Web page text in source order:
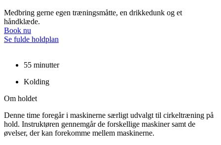
Medbring gerne egen træningsmåtte, en drikkedunk og et
håndklæde.
Book nu
Se fulde holdplan
55 minutter
Kolding
Om holdet
Denne time foregår i maskinerne særligt udvalgt til cirkeltræning på
hold. Instruktøren gennemgår de forskellige maskiner samt de
øvelser, der kan forekomme mellem maskinerne.